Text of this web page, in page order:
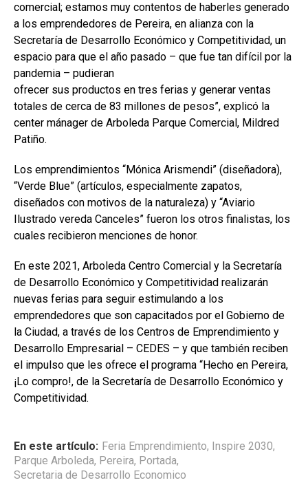
comercial; estamos muy contentos de haberles generado
a los emprendedores de Pereira, en alianza con la
Secretaría de Desarrollo Económico y Competitividad, un
espacio para que el año pasado – que fue tan difícil por la
pandemia – pudieran
ofrecer sus productos en tres ferias y generar ventas
totales de cerca de 83 millones de pesos”, explicó la
center mánager de Arboleda Parque Comercial, Mildred
Patiño.
Los emprendimientos “Mónica Arismendi” (diseñadora),
“Verde Blue” (artículos, especialmente zapatos,
diseñados con motivos de la naturaleza) y “Aviario
Ilustrado vereda Canceles” fueron los otros finalistas, los
cuales recibieron menciones de honor.
En este 2021, Arboleda Centro Comercial y la Secretaría
de Desarrollo Económico y Competitividad realizarán
nuevas ferias para seguir estimulando a los
emprendedores que son capacitados por el Gobierno de
la Ciudad, a través de los Centros de Emprendimiento y
Desarrollo Empresarial – CEDES – y que también reciben
el impulso que les ofrece el programa “Hecho en Pereira,
¡Lo compro!, de la Secretaría de Desarrollo Económico y
Competitividad.
En este artículo: Feria Emprendimiento, Inspire 2030,
Parque Arboleda, Pereira, Portada,
Secretaria de Desarrollo Economico